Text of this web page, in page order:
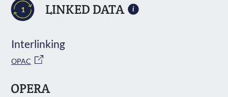
1 LINKED DATA
Interlinking
OPAC
OPERA